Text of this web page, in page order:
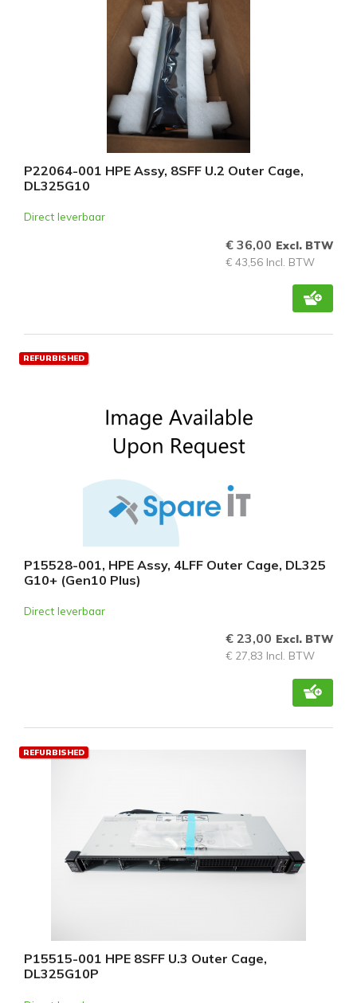
P22064-001 HPE Assy, 8SFF U.2 Outer Cage,
DL325G10
Direct leverbaar
€ 36,00 Excl. BTW
€ 43,56 Incl. BTW
REFURBISHED
P15528-001, HPE Assy, 4LFF Outer Cage, DL325
G10+ (Gen10 Plus)
Direct leverbaar
€ 23,00 Excl. BTW
€ 27,83 Incl. BTW
REFURBISHED
P15515-001 HPE 8SFF U.3 Outer Cage,
DL325G10P